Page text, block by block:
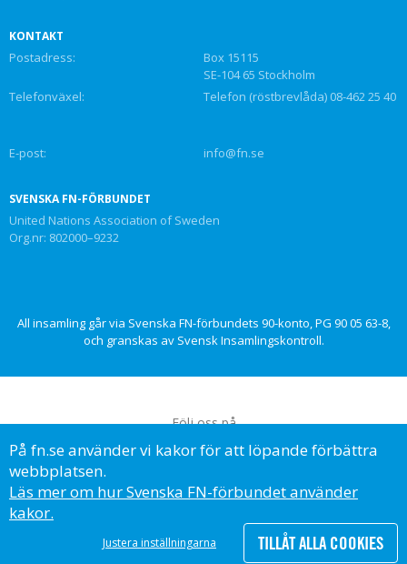
KONTAKT
Postadress:
Box 15115
SE-104 65 Stockholm
Telefonväxel:
Telefon (röstbrevlåda) 08-462 25 40
E-post: info@fn.se
SVENSKA FN-FÖRBUNDET
United Nations Association of Sweden
Org.nr: 802000–9232
All insamling går via Svenska FN-förbundets 90-konto, PG 90 05 63-8,
och granskas av Svensk Insamlingskontroll.
Följ oss på
© Svenska FN-förbundet, 2023
På fn.se använder vi kakor för att löpande förbättra
webbplatsen.
Läs mer om hur Svenska FN-förbundet använder
kakor.
Justera inställningarna TILLÅT ALLA COOKIES